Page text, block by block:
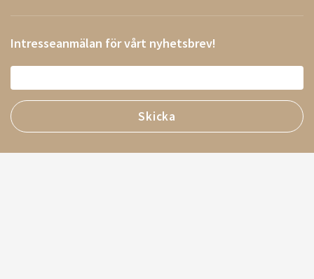
Intresseanmälan för vårt nyhetsbrev!